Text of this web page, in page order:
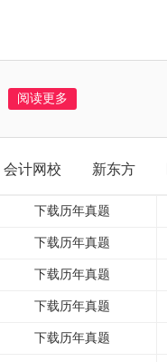
阅读更多
会计网校 新东方
下载历年真题
下载历年真题
下载历年真题
下载历年真题
下载历年真题